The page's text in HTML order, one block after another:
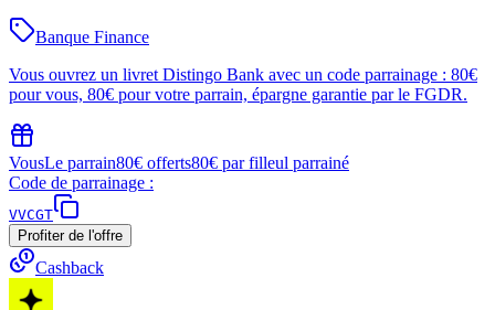
Banque Finance
Vous ouvrez un livret Distingo Bank avec un code parrainage : 80€
pour vous, 80€ pour votre parrain, épargne garantie par le FGDR.
VousLe parrain80€ offerts80€ par filleul parrainé
Code de parrainage :
VVCGT
Profiter de l'offre
Cashback